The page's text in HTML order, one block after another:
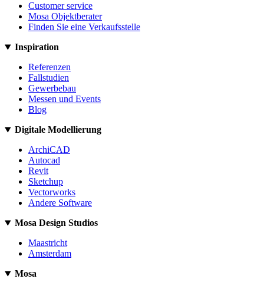
Customer service
Mosa Objektberater
Finden Sie eine Verkaufsstelle
Inspiration
Referenzen
Fallstudien
Gewerbebau
Messen und Events
Blog
Digitale Modellierung
ArchiCAD
Autocad
Revit
Sketchup
Vectorworks
Andere Software
Mosa Design Studios
Maastricht
Amsterdam
Mosa